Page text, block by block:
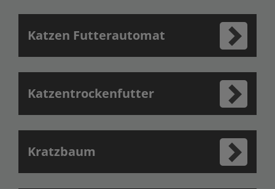
Katzen Futterautomat
Katzentrockenfutter
Kratzbaum